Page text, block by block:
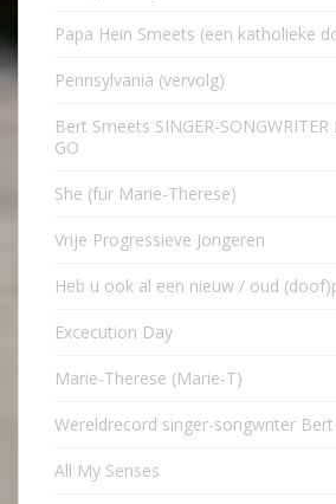
Papa Hein Smeets (een katholieke
Pennsylvania (vervolg)
Bert Smeets SINGER-
GO
She (für Marie-Therese)
Vrije Progressieve Jongeren
Heb u ook al een nieuw / oud
Excecution Day
Marie-Therese (Marie-T)
Wereldrecord singer-songwriter
All My Senses